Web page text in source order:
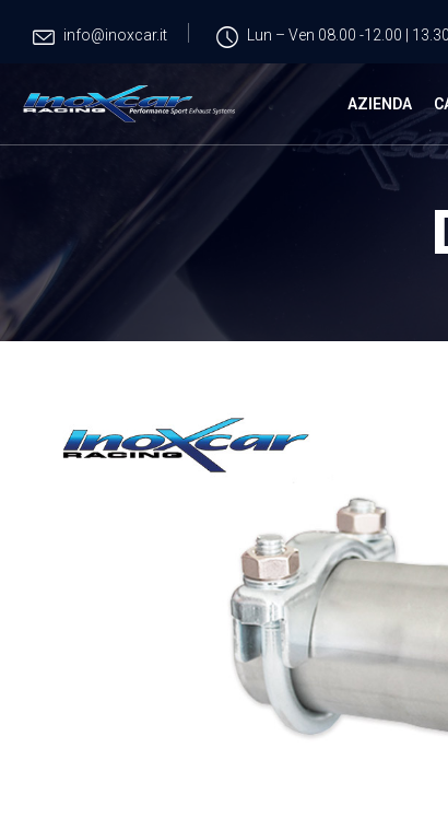
info@inoxcar.it Lun – Ven 08.00 -12.00 |
AZIENDA